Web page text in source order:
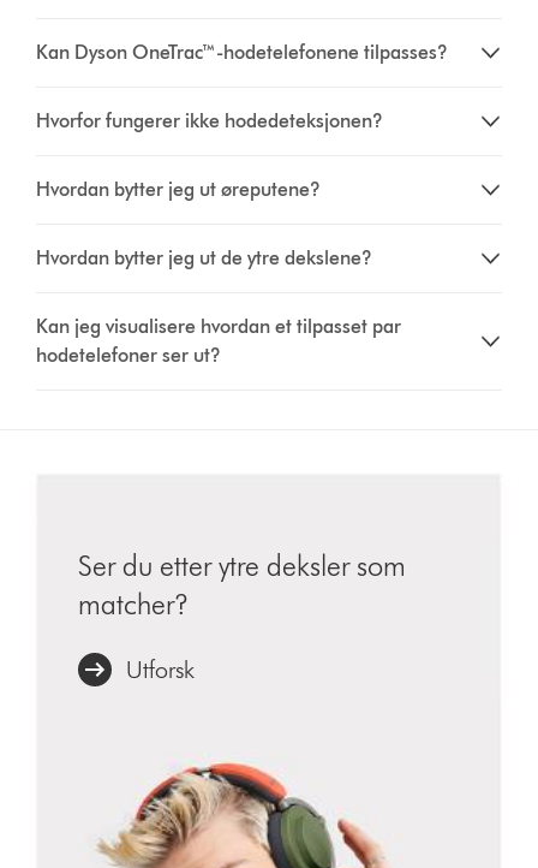
Kan Dyson OneTrac™-hodetelefonene tilpasses?
Hvorfor fungerer ikke hodedeteksjonen?
Hvordan bytter jeg ut øreputene?
Hvordan bytter jeg ut de ytre dekslene?
Kan jeg visualisere hvordan et tilpasset par
hodetelefoner ser ut?
Ser du etter ytre deksler som
matcher?
Utforsk